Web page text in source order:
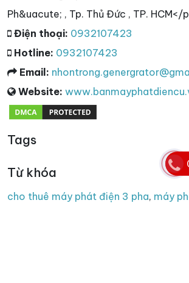
Ph&uacute; , Tp. Thủ Đức , TP. HCM</
Điện thoại: 0932107423
Hotline: 0932107423
Email:
Website:
Tags
Từ khóa
cho thuê máy phát điện 3 pha, máy